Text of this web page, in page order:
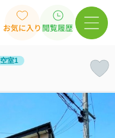
お気に入り 閲覧履歴
空室1